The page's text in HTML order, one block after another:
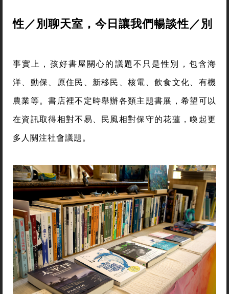
性／別聊天室，今日讓我們暢談性／別
事實上，孩好書屋關心的議題不只是性別，包含海
洋、動保、原住民、新移民、核電、飲食文化、有機
農業等。書店裡不定時舉辦各類主題書展，希望可以
在資訊取得相對不易、民風相對保守的花蓮，喚起更
多人關注社會議題。